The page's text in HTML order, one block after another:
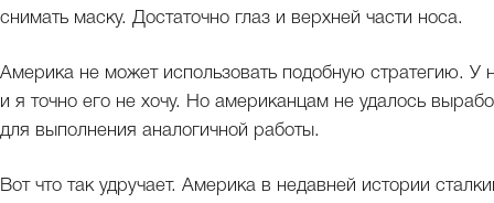
снимать маску. Достаточно глаз и верхней части носа.
Америка не может использовать подобную стратегию. У
и я точно его не хочу. Но американцам не удалось
для выполнения аналогичной работы.
Вот что так удручает. Америка в недавней истории